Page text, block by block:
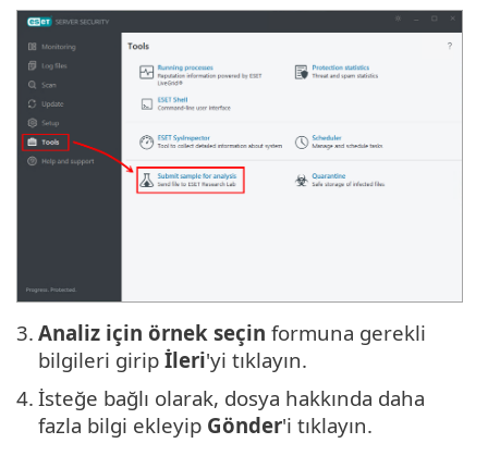
3. Analiz için örnek seçin formuna gerekli
bilgileri girip İleri'yi tıklayın.
4. İsteğe bağlı olarak, dosya hakkında daha
fazla bilgi ekleyip Gönder'i tıklayın.